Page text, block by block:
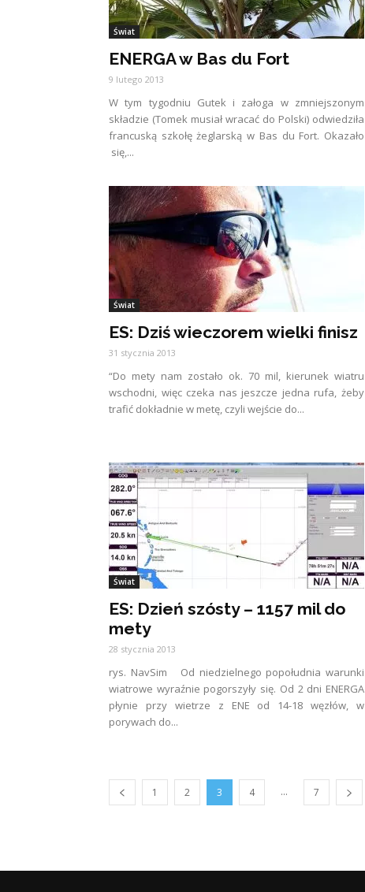
Świat
ENERGA w Bas du Fort
9 lutego 2013
W tym tygodniu Gutek i załoga w zmniejszonym
składzie (Tomek musiał wracać do Polski) odwiedziła
francuską szkołę żeglarską w Bas du Fort. Okazało
się,...
Świat
ES: Dziś wieczorem wielki finisz
31 stycznia 2013
“Do mety nam zostało ok. 70 mil, kierunek wiatru
wschodni, więc czeka nas jeszcze jedna rufa, żeby
trafić dokładnie w metę, czyli wejście do...
Świat
ES: Dzień szósty – 1157 mil do
mety
28 stycznia 2013
rys. NavSim Od niedzielnego popołudnia warunki
wiatrowe wyraźnie pogorszyły się. Od 2 dni ENERGA
płynie przy wietrze z ENE od 14-18 węzłów, w
porywach do...
1 2 3 4 ... 7